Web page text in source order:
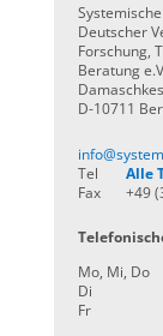
Deutscher
Forschung,
Beratung
D-10711
Tel
Alle
Fax
+49
Mo, Mi, Do
Di
Fr